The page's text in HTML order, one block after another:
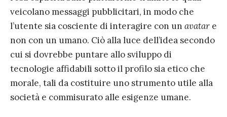
veicolano messaggi pubblicitari, in modo che
l’utente sia cosciente di interagire con un avatar e
non con un umano. Ciò alla luce dell’idea secondo
cui si dovrebbe puntare allo sviluppo di
tecnologie affidabili sotto il profilo sia etico che
morale, tali da costituire uno strumento utile alla
società e commisurato alle esigenze umane.